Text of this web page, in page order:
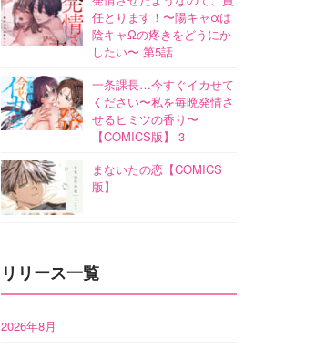
任とります！〜陽キャαは
陰キャΩの疼きをどうにか
したい〜 第5話
一条課長…今すぐイカせて
ください〜私を毎晩発情さ
せるヒミツの香り〜
【COMICS版】 3
まないたの恋【COMICS
版】
リリース一覧
2026年8月